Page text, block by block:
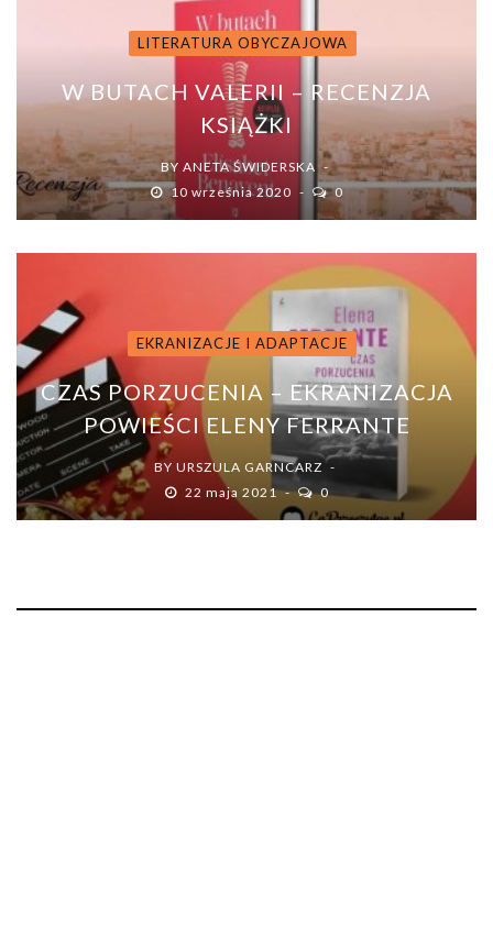
LITERATURA OBYCZAJOWA
W BUTACH VALERII – RECENZJA
KSIĄŻKI
BY ANETA ŚWIDERSKA
10 września 2020
0
EKRANIZACJE I ADAPTACJE
CZAS PORZUCENIA – EKRANIZACJA
POWIEŚCI ELENY FERRANTE
BY URSZULA GARNCARZ
22 maja 2021
0